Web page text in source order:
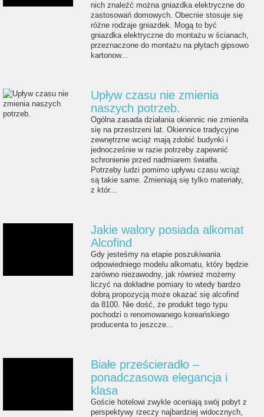
nich znaleźć można gniazdka elektryczne do
zastosowań domowych. Obecnie stosuje się
różne rodzaje gniazdek. Mogą to być
gniazdka elektryczne do montażu w ścianach,
przeznaczone do montażu na płytach gipsowo
kartonow...
Upływ czasu nie zmienia
naszych potrzeb.
Ogólna zasada działania okiennic nie zmieniła
się na przestrzeni lat. Okiennice tradycyjne
zewnętrzne wciąż mają zdobić budynki i
jednocześnie w razie potrzeby zapewnić
schronienie przed nadmiarem światła.
Potrzeby ludzi pomimo upływu czasu wciąż
są takie same. Zmieniają się tylko materiały,
z któr...
Jakie walory posiada alkomat
Alcofind
Gdy jesteśmy na etapie poszukiwania
odpowiedniego modelu alkomatu, który będzie
zarówno niezawodny, jak również możemy
liczyć na dokładne pomiary to wtedy bardzo
dobrą propozycją może okazać się alcofind
da 8100. Nie dość, że produkt tego typu
pochodzi o renomowanego koreańskiego
producenta to jeszcze...
Białe prześcieradło –
ponadczasowa elegancja i
klasa
Goście hotelowi zwykle oceniają swój pobyt z
perspektywy rzeczy najbardziej widocznych,